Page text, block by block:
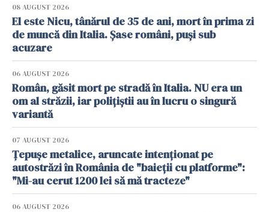
08 AUGUST 2026
El este Nicu, tânărul de 35 de ani, mort în prima zi
de muncă din Italia. Șase români, puși sub
acuzare
06 AUGUST 2026
Român, găsit mort pe stradă în Italia. NU era un
om al străzii, iar polițiștii au în lucru o singură
variantă
07 AUGUST 2026
Țepușe metalice, aruncate intenționat pe
autostrăzi în România de "baieții cu platforme":
"Mi-au cerut 1200 lei să mă tracteze"
06 AUGUST 2026